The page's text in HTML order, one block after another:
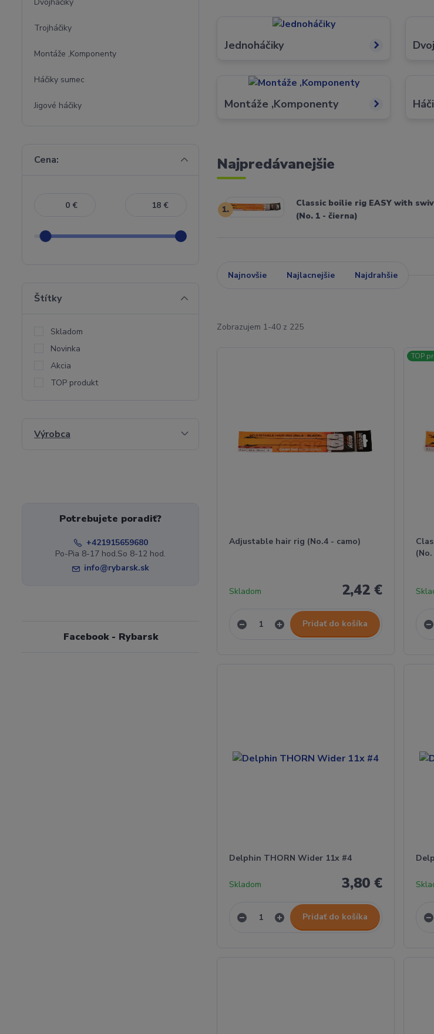
Jednoháčiky
Montáže ,Komponenty
Najpredávanejšie
1.
Classic boilie rig EASY with
(No. 1 - čierna)
Najnovšie Najlacnejšie Najdrahšie
Zobrazujem 1-40 z 225
Adjustable hair rig (No.4 - camo)
2,42 €
Skladom
Pridať do košíka
TOP
Delphin THORN Wider 11x #4
3,80 €
Skladom
Pridať do košíka
Trojháčiky
Montáže ,Komponenty
Háčiky sumec
Jigové háčiky
Cena:
€ €
Štítky
Skladom
Novinka
Akcia
TOP produkt
Výrobca
Potrebujete poradiť?
+421915659680
Po-Pia 8-17 hod.So 8-12 hod.
info@rybarsk.sk
Facebook - Rybarsk